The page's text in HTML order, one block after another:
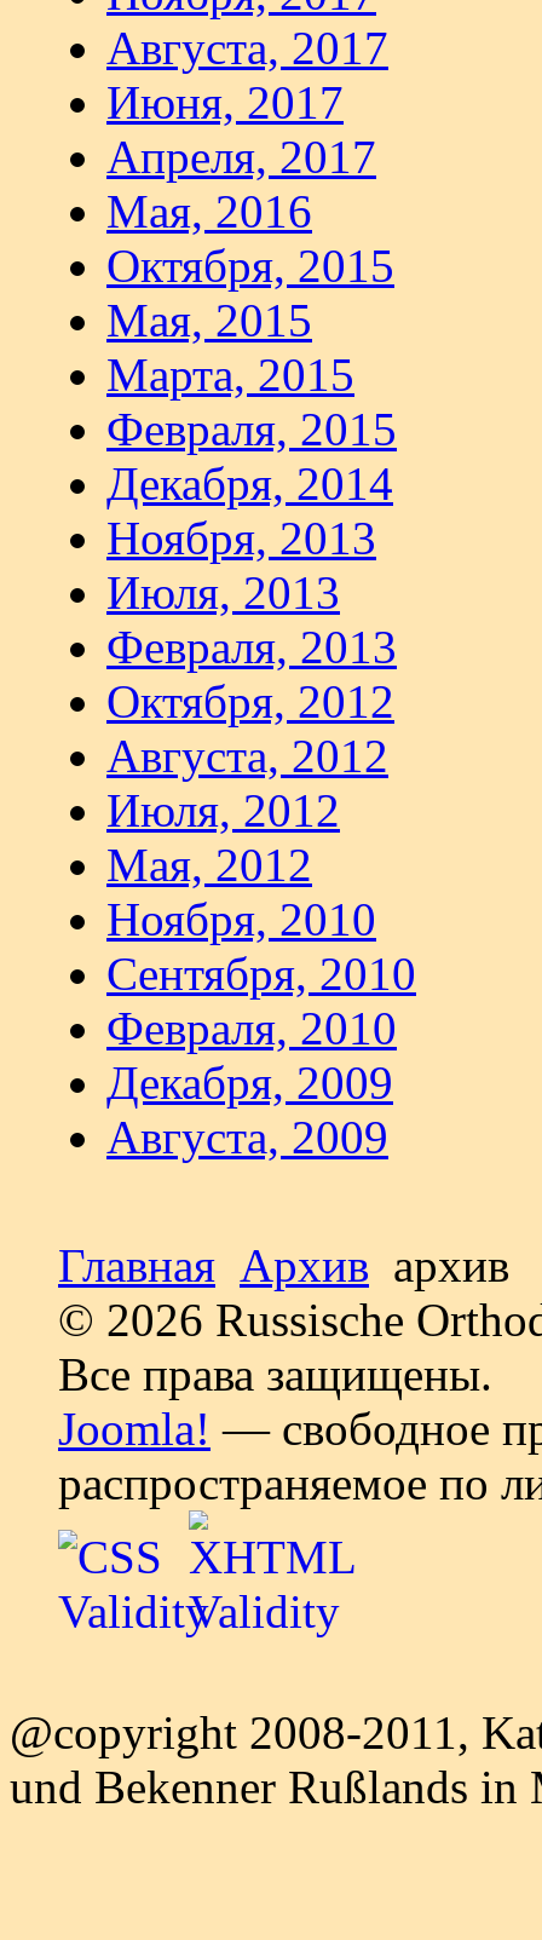
Августа, 2017
Июня, 2017
Апреля, 2017
Мая, 2016
Октября, 2015
Мая, 2015
Марта, 2015
Февраля, 2015
Декабря, 2014
Ноября, 2013
Июля, 2013
Февраля, 2013
Октября, 2012
Августа, 2012
Июля, 2012
Мая, 2012
Ноября, 2010
Сентября, 2010
Февраля, 2010
Декабря, 2009
Августа, 2009
Главная Архив архив
© 2026 Russische
Все права защищены.
Joomla! — свободное
распространяемое по
@copyright 2008-2011,
und Bekenner Rußlands in